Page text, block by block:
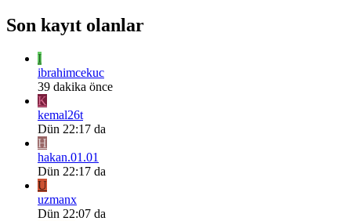
Son kayıt olanlar
I
ibrahimcekuc
39 dakika önce
K
kemal26t
Dün 22:17 da
H
hakan.01.01
Dün 22:17 da
U
uzmanx
Dün 22:07 da